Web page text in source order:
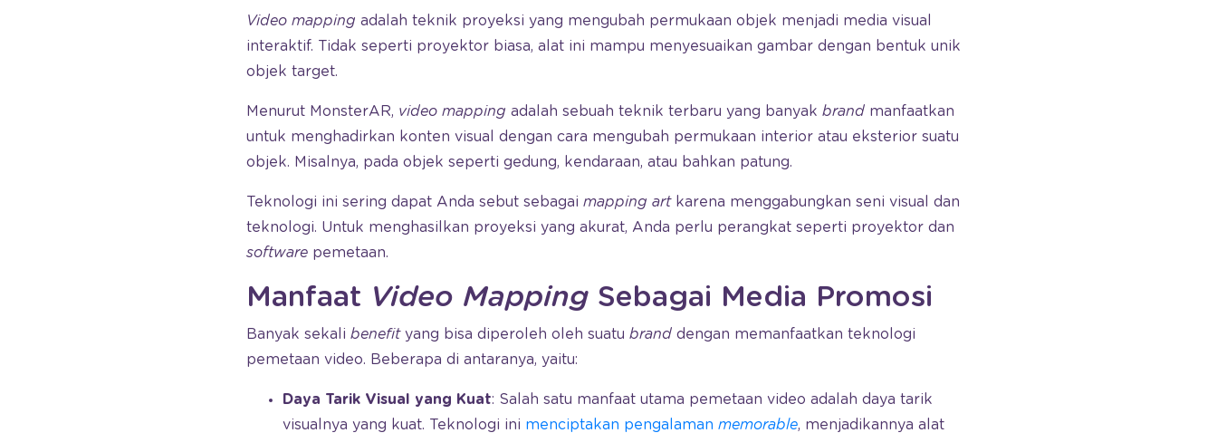
Video mapping adalah teknik proyeksi yang mengubah permukaan objek menjadi media visual
interaktif. Tidak seperti proyektor biasa, alat ini mampu menyesuaikan gambar dengan bentuk unik
objek target.
Menurut MonsterAR, video mapping adalah sebuah teknik terbaru yang banyak brand manfaatkan
untuk menghadirkan konten visual dengan cara mengubah permukaan interior atau eksterior suatu
objek. Misalnya, pada objek seperti gedung, kendaraan, atau bahkan patung.
Teknologi ini sering dapat Anda sebut sebagai mapping artkarena menggabungkan seni visual dan
teknologi. Untuk menghasilkan proyeksi yang akurat, Anda perlu perangkat seperti proyektor dan
software pemetaan.
Manfaat Video Mapping Sebagai Media Promosi
Banyak sekali benefityang bisa diperoleh oleh suatu brand dengan memanfaatkan teknologi
pemetaan video. Beberapa di antaranya, yaitu:
Daya Tarik Visual yang Kuat: Salah satu manfaat utama pemetaan video adalah daya tarik
visualnya yang kuat. Teknologi ini menciptakan pengalaman memorable, menjadikannya alat